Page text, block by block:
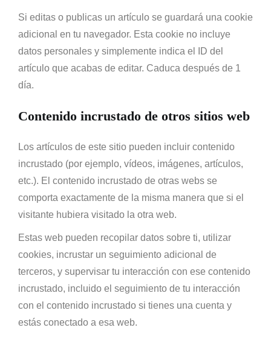
Si editas o publicas un artículo se guardará una cookie
adicional en tu navegador. Esta cookie no incluye
datos personales y simplemente indica el ID del
artículo que acabas de editar. Caduca después de 1
día.
Contenido incrustado de otros sitios web
Los artículos de este sitio pueden incluir contenido
incrustado (por ejemplo, vídeos, imágenes, artículos,
etc.). El contenido incrustado de otras webs se
comporta exactamente de la misma manera que si el
visitante hubiera visitado la otra web.
Estas web pueden recopilar datos sobre ti, utilizar
cookies, incrustar un seguimiento adicional de
terceros, y supervisar tu interacción con ese contenido
incrustado, incluido el seguimiento de tu interacción
con el contenido incrustado si tienes una cuenta y
estás conectado a esa web.